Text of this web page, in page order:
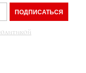
ПОДПИСАТЬСЯ